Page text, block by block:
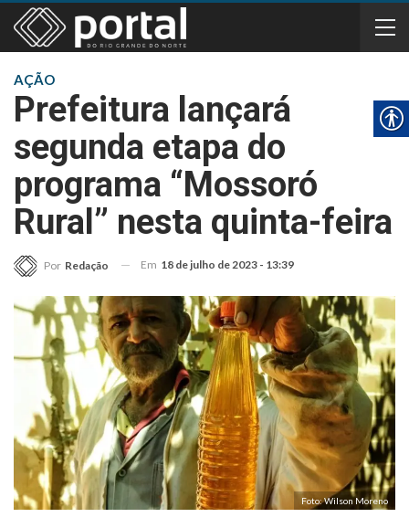
AÇÃO
Prefeitura lançará
segunda etapa do
programa “Mossoró
Rural” nesta quinta-feira
Por Redação Em 18 de julho de 2023 - 13:39
Foto: Wilson Moreno